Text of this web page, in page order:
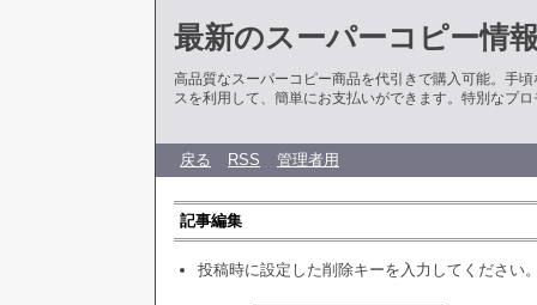
最新のスーパーコピー情
高品質なスーパーコピー商品を代引きで購入可能。手
スを利用して、簡単にお支払いができます。特別なプ
戻る RSS 管理者用
記事編集
投稿時に設定した削除キーを入力してください